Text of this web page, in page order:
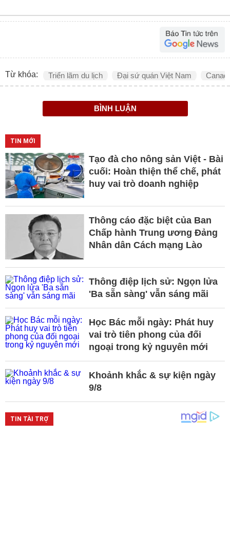
Từ khóa: Triển lãm du lịch Đại sứ quán Việt Nam
BÌNH LUẬN
TIN MỚI
Tạo đà cho nông sản Việt - Bài
cuối: Hoàn thiện thể chế, phát
huy vai trò doanh nghiệp
Thông cáo đặc biệt của Ban
Chấp hành Trung ương Đảng
Nhân dân Cách mạng Lào
Thông điệp lịch sử: Ngọn lửa
'Ba sẵn sàng' vẫn sáng mãi
Học Bác mỗi ngày: Phát huy
vai trò tiên phong của đối
ngoại trong kỷ nguyên mới
Khoảnh khắc & sự kiện ngày
9/8